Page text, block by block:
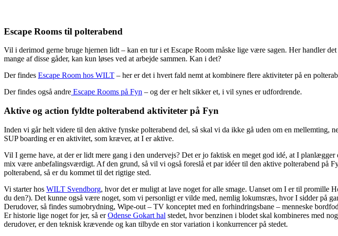
Escape Rooms til polterabend
Vil i derimod gerne bruge hjernen lidt – kan en tur i et Escape Room måske lige være sagen. Her handler
mange af disse gåder, kan kun løses ved at arbejde sammen. Kan i det?
Der findes Escape Room hos WILT – her er det i hvert fald nemt at kombinere flere aktiviteter på en
Der findes også andre Escape Rooms på Fyn – og der er helt sikker et, i vil synes er udfordrende.
Aktive og action fyldte polterabend aktiviteter på Fyn
Inden vi går helt videre til den aktive fynske polterabend del, så skal vi da ikke gå uden om en mellemting,
SUP boarding er en aktivitet, som kræver, at I er aktive.
Vil I gerne have, at der er lidt mere gang i den undervejs? Det er jo faktisk en meget god idé, at I
mix være anbefalingsværdigt. Af den grund, så vil vi også foreslå et par idéer til den aktive polterabend på
polterabend, så er du kommet til det rigtige sted.
Vi starter hos WILT Svendborg, hvor det er muligt at lave noget for alle smage. Uanset om I er til promille
du den?). Det kunne også være noget, som vi personligt er vilde med, nemlig lokumsræs, hvor I sidder på
Derudover, så findes sumobrydning, Wipe-out – TV konceptet med en forhindringsbane – menneske
Er historie lige noget for jer, så erOdense Gokart hal stedet, hvor benzinen i blodet skal kombineres med
derudover, er den teknisk krævende og kan tilbyde en stor variation i konkurrencer på stedet.